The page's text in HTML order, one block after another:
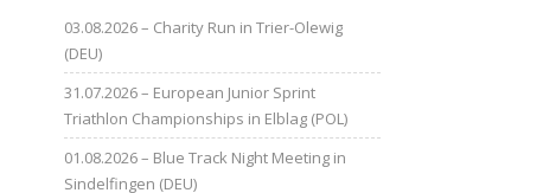
03.08.2026 – Charity Run in Trier-Olewig
(DEU)
31.07.2026 – European Junior Sprint
Triathlon Championships in Elblag (POL)
01.08.2026 – Blue Track Night Meeting in
Sindelfingen (DEU)